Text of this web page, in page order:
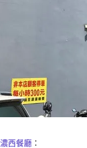
西餐廳 ：